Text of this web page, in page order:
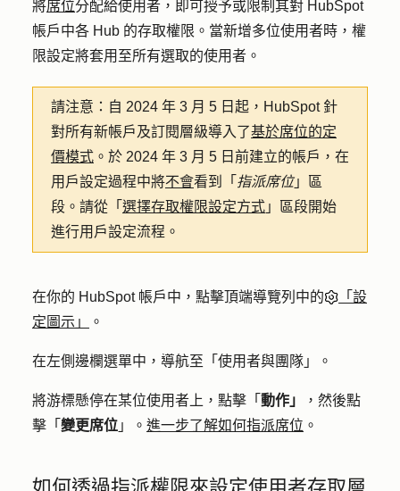
將席位分配給使用者，即可授予或限制其對 HubSpot
帳戶中各 Hub 的存取權限。當新增多位使用者時，權
限設定將套用至所有選取的使用者。
請注意： 自 2024 年 3 月 5 日起，HubSpot 針
對所有新帳戶及訂閱層級導入了基於席位的定
價模式 。於 2024 年 3 月 5 日前建立的帳戶，在
用戶設定過程中將不會看到「 指派席位」區
段。請從「 選擇存取權限設定方式 」區段開始
進行用戶設定流程。
在你的 HubSpot 帳戶中，點擊頂端導覽列中的
「設
定圖示」
。
在左側邊欄選單中，導航至「 使用者與團隊 」。
將游標懸停在某位使用者上，點擊「 動作」
，然後點
擊「 變更席位 」。 進一步了解如何指派席位 。